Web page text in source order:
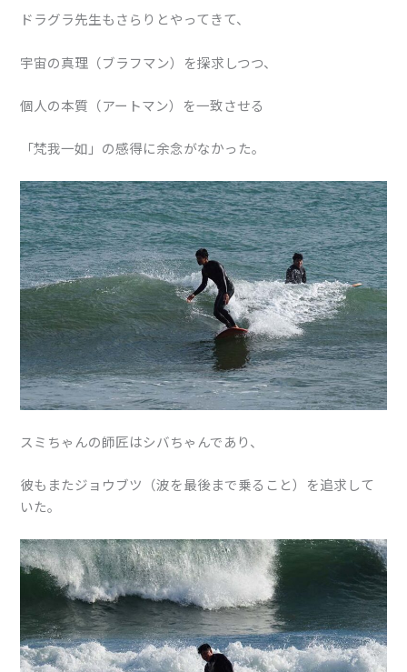
ドラグラ先生もさらりとやってきて、
宇宙の真理（ブラフマン）を探求しつつ、
個人の本質（アートマン）を一致させる
「梵我一如」の感得に余念がなかった。
スミちゃんの師匠はシバちゃんであり、
彼もまたジョウブツ（波を最後まで乗ること）を追求して
いた。